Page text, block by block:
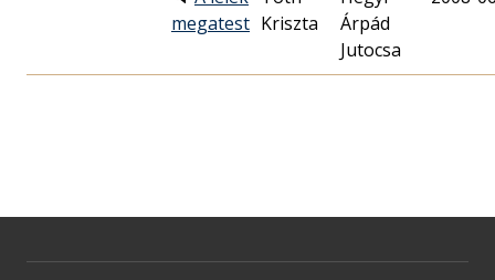
megatest Kriszta
Árpád
Jutocsa